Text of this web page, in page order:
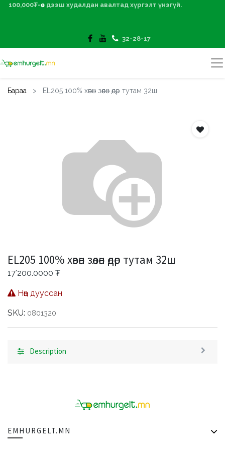
100,000₮-өөс дээш худалдан авалтад хүргэлт үнэгүй.
32-28-17
Бараа EL205 100% хөвөн зөөлөн өдөр тутам 32ш
EL205 100% хөвөн зөөлөн өдөр тутам 32ш
17'200.0000 ₮
Нөөц дууссан
SKU: 0801320
Description
EMHURGELT.MN